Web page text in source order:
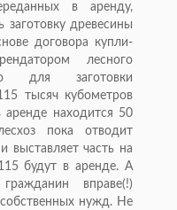
в аренду,
заготовку древесины
договора купли-
лесного
для заготовки
тысяч кубометров
аренде находится 50
пока отводит
выставляет часть на
будут в аренде. А
вправе(!)
собственных нужд. Не